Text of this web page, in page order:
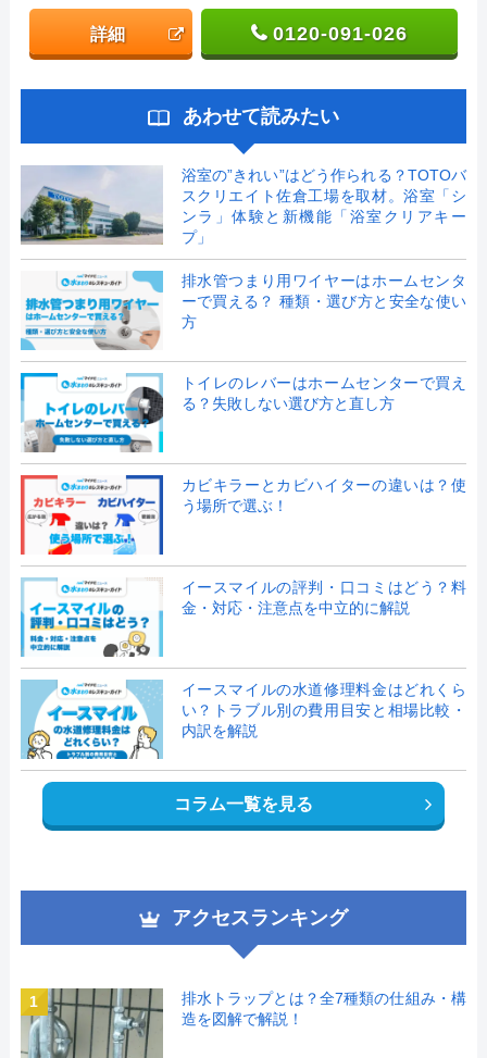
詳細 0120-091-026
あわせて読みたい
浴室の”きれい”はどう作られる？TOTOバ
スクリエイト佐倉工場を取材。浴室「シ
ンラ」体験と新機能「浴室クリアキー
プ」
排水管つまり用ワイヤーはホームセンタ
ーで買える？ 種類・選び方と安全な使い
方
トイレのレバーはホームセンターで買え
る？失敗しない選び方と直し方
カビキラーとカビハイターの違いは？使
う場所で選ぶ！
イースマイルの評判・口コミはどう？料
金・対応・注意点を中立的に解説
イースマイルの水道修理料金はどれくら
い？トラブル別の費用目安と相場比較・
内訳を解説
コラム一覧を見る
アクセスランキング
1
排水トラップとは？全7種類の仕組み・構
造を図解で解説！